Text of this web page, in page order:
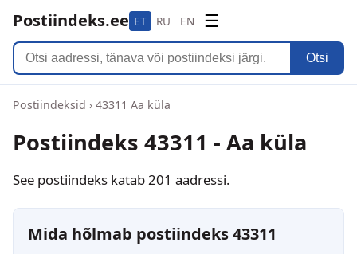
Postiindeks.ee ET RU EN ☰
Otsi
Postiindeksid › 43311 Aa küla
Postiindeks 43311 - Aa küla
See postiindeks katab 201 aadressi.
Mida hõlmab postiindeks 43311